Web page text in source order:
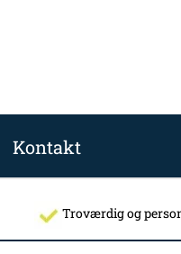
Kontakt
Troværdig og